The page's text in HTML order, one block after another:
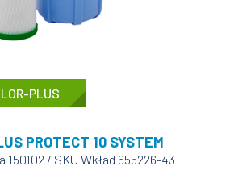
PLUS
PROTECT 10 SYSTEM
150102 / SKU Wkład 655226-43